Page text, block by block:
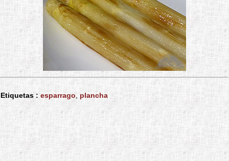
Etiquetas : esparrago, plancha